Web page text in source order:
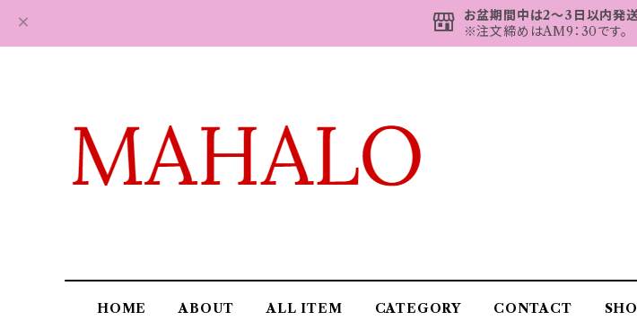
お盆期間中は2～3日以内発
※注文締めはAM9：30です。
HOME ABOUT ALL ITEM CATEGORY CONTACT